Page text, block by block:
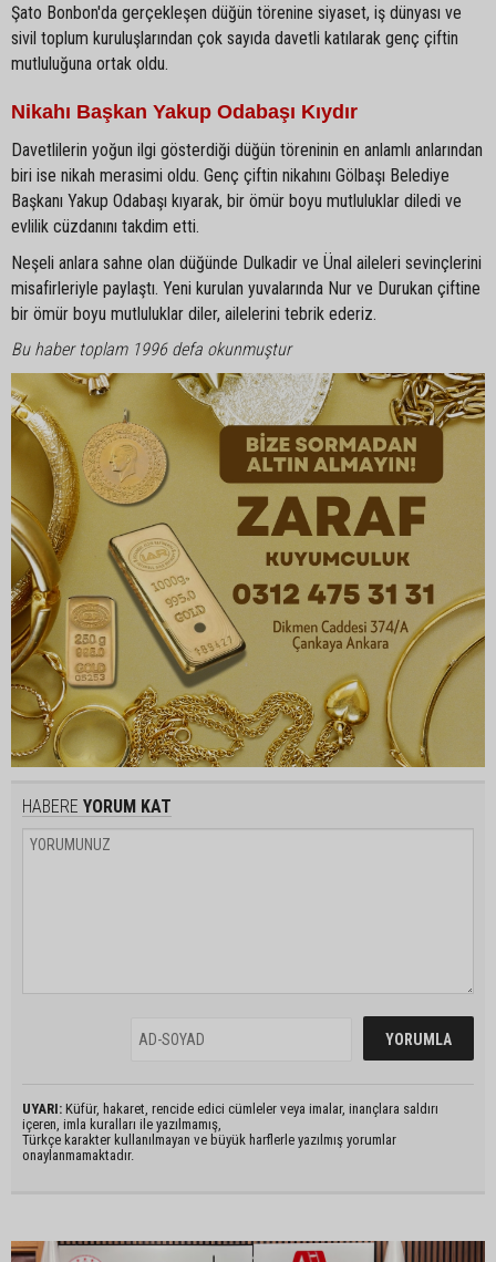
Şato Bonbon'da gerçekleşen düğün törenine siyaset, iş dünyası ve
sivil toplum kuruluşlarından çok sayıda davetli katılarak genç çiftin
mutluluğuna ortak oldu.
Nikahı Başkan Yakup Odabaşı Kıydır
Davetlilerin yoğun ilgi gösterdiği düğün töreninin en anlamlı anlarından
biri ise nikah merasimi oldu. Genç çiftin nikahını Gölbaşı Belediye
Başkanı Yakup Odabaşı kıyarak, bir ömür boyu mutluluklar diledi ve
evlilik cüzdanını takdim etti.
Neşeli anlara sahne olan düğünde Dulkadir ve Ünal aileleri sevinçlerini
misafirleriyle paylaştı. Yeni kurulan yuvalarında Nur ve Durukan çiftine
bir ömür boyu mutluluklar diler, ailelerini tebrik ederiz.
Bu haber toplam 1996 defa okunmuştur
HABERE YORUM KAT
UYARI: Küfür, hakaret, rencide edici cümleler veya imalar, inançlara saldırı
içeren, imla kuralları ile yazılmamış,
Türkçe karakter kullanılmayan ve büyük harflerle yazılmış yorumlar
onaylanmamaktadır.